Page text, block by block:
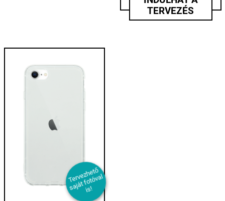
TERVEZÉS
T
er
v
e
z
h
et
ő
s
aj
át f
ot
ó
v
al
i
s!